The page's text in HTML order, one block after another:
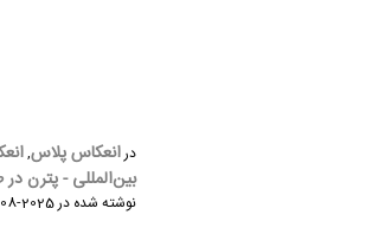
درانعکاس پلاس,
بین‌المللی - پترن
نوشته شده در2025-08-19